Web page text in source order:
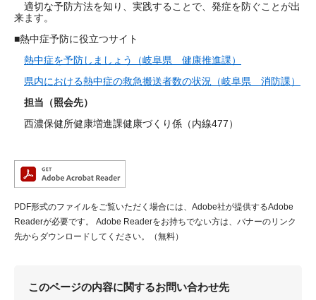
適切な予防方法を知り、実践することで、発症を防ぐことが出
来ます。
■熱中症予防に役立つサイト
熱中症を予防しましょう（岐阜県 健康推進課）
県内における熱中症の救急搬送者数の状況（岐阜県 消防課）
担当（照会先）
西濃保健所健康増進課健康づくり係（内線477）
PDF形式のファイルをご覧いただく場合には、Adobe社が提供するAdobe
Readerが必要です。
Adobe Readerをお持ちでない方は、バナーのリンク
先からダウンロードしてください。（無料）
このページの内容に関するお問い合わせ先